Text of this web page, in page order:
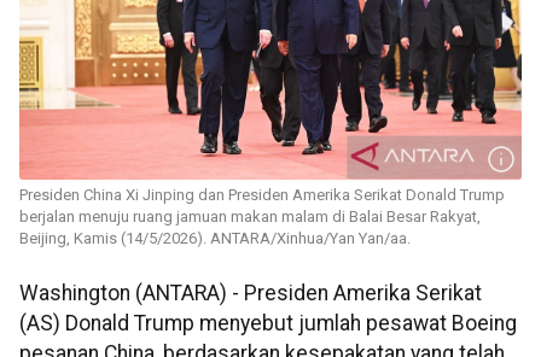
Presiden China Xi Jinping dan Presiden Amerika Serikat Donald Trump
berjalan menuju ruang jamuan makan malam di Balai Besar Rakyat,
Beijing, Kamis (14/5/2026). ANTARA/Xinhua/Yan Yan/aa.
Washington (ANTARA) - Presiden Amerika Serikat
(AS) Donald Trump menyebut jumlah pesawat Boeing